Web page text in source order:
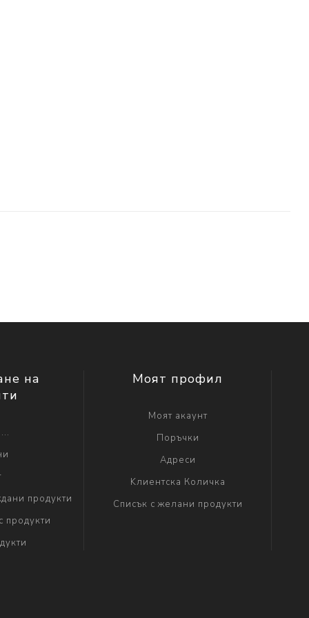
на
продукти
продукти
Моят профил
Моят акаунт
Поръчки
Адреси
Kлиентска Количка
Списък с желани продукти